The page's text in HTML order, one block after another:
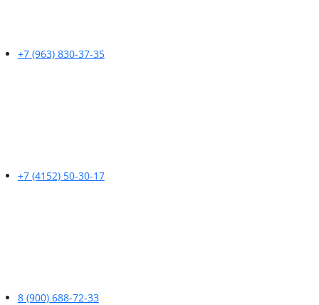
+7 (963) 830-37-35
+7 (4152) 50-30-17
8 (900) 688-72-33